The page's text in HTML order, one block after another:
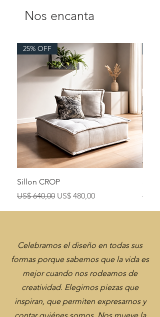
Nos encanta
25% OFF
Sillon CROP
Precio
US$ 640,00 Precio de oferta
US$ 480,00
Precio
US$
Celebramos el diseño en todas sus
formas porque sabemos que la vida es
mejor cuando nos rodeamos de
creatividad. Elegimos piezas que
inspiran, que permiten expresarnos y